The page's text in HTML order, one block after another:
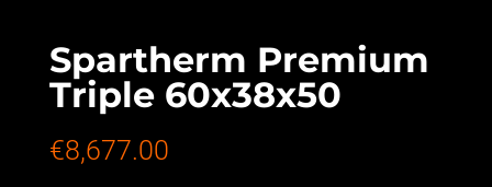
Spartherm Premium
Triple 60x38x50
€8,677.00